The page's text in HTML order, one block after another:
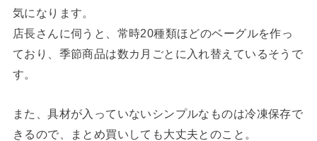
気になります。
店長さんに伺うと、常時20種類ほどのベーグルを作っ
ており、季節商品は数カ月ごとに入れ替えているそうで
す。
また、具材が入っていないシンプルなものは冷凍保存で
きるので、まとめ買いしても大丈夫とのこと。